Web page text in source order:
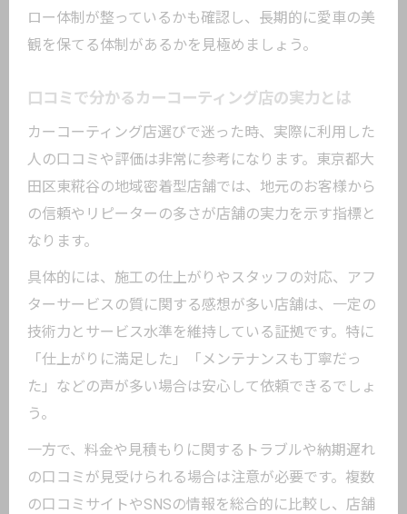
ロー体制が整っているかも確認し、長期的に愛車の美
観を保てる体制があるかを見極めましょう。
口コミで分かるカーコーティング店の実力とは
カーコーティング店選びで迷った時、実際に利用した
人の口コミや評価は非常に参考になります。東京都大
田区東糀谷の地域密着型店舗では、地元のお客様から
の信頼やリピーターの多さが店舗の実力を示す指標と
なります。
具体的には、施工の仕上がりやスタッフの対応、アフ
ターサービスの質に関する感想が多い店舗は、一定の
技術力とサービス水準を維持している証拠です。特に
「仕上がりに満足した」「メンテナンスも丁寧だっ
た」などの声が多い場合は安心して依頼できるでしょ
う。
一方で、料金や見積もりに関するトラブルや納期遅れ
の口コミが見受けられる場合は注意が必要です。複数
の口コミサイトやSNSの情報を総合的に比較し、店舗